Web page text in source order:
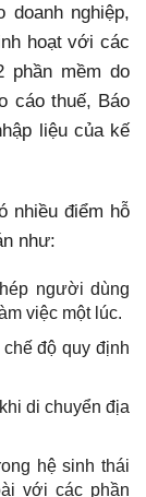
doanh nghiệp,
hoạt với các
phần mềm do
cáo thuế, Báo
liệu của kế
nhiều điểm hỗ
như:
người dùng
việc một lúc.
độ quy định
di chuyển địa
hệ sinh thái
với các phần